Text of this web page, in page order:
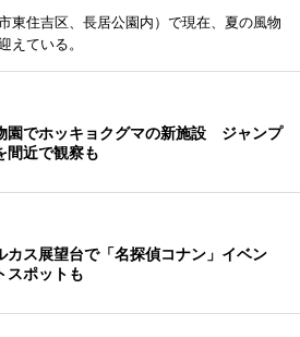
東住吉区、長居公園内）で現在、夏の風物
えている。
園でホッキョクグマの新施設 ジャンプ
間近で観察も
カス展望台で「名探偵コナン」イベン
ポットも